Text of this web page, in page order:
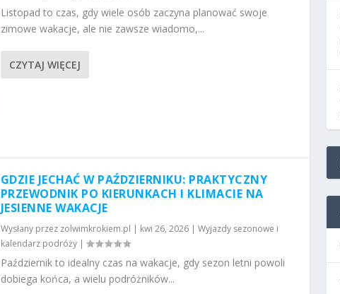
Listopad to czas, gdy wiele osób zaczyna planować swoje
zimowe wakacje, ale nie zawsze wiadomo,...
CZYTAJ WIĘCEJ
GDZIE JECHAĆ W PAŹDZIERNIKU: PRAKTYCZNY
PRZEWODNIK PO KIERUNKACH I KLIMACIE NA
JESIENNE WAKACJE
Wysłany przez zolwimkrokiem.pl | kwi 26, 2026| Wyjazdy sezonowe i
kalendarz podróży|
Październik to idealny czas na wakacje, gdy sezon letni powoli
dobiega końca, a wielu podróżników...